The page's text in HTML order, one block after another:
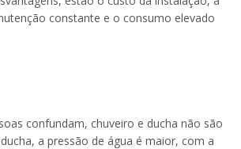
constante e o consumo elevado
confundam, chuveiro e ducha não são
a pressão de água é maior, com a